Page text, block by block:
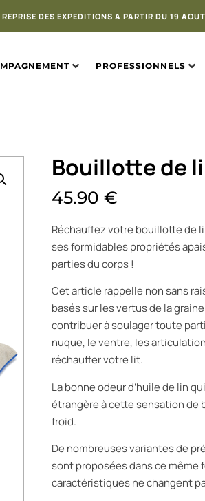
DES EXPEDITIONS A PARTIR DU 19
PROFESSIONNELS
Bouillotte de
45.90 €
Réchauffez votre bouillotte de
ses formidables propriétés
parties du corps !
Cet article rappelle non sans
basés sur les vertus de la
contribuer à soulager toute
nuque, le ventre, les
réchauffer votre lit.
La bonne odeur d’huile de lin
étrangère à cette sensation de
froid.
De nombreuses variantes de
sont proposées dans ce même
caractéristiques ne changent